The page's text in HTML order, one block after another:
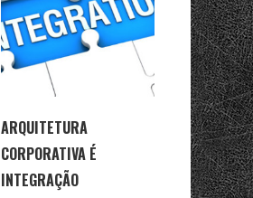
ARQUITETURA
CORPORATIVA É
INTEGRAÇÃO